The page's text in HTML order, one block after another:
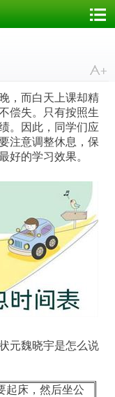
，而白天上课却精
偿失。只有按照生
。因此，同学们应
注意调整休息，保
好的学习效果。
元魏晓宇是怎么说
床，然后坐公